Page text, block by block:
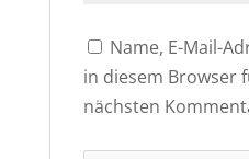
Name, E-Mail-
in diesem Browser
nächsten